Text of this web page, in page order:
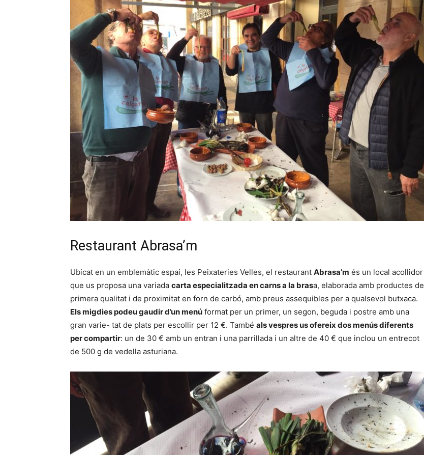
Restaurant Abrasa’m
Ubicat en un emblemàtic espai, les Peixateries Velles, el restaurant Abrasa’m és un local acollidor
que us proposa una variada carta especialitzada en carns a la brasa, elaborada amb productes de
primera qualitat i de proximitat en forn de carbó, amb preus assequibles per a qualsevol butxaca.
Els migdies podeu gaudir d’un menú format per un primer, un segon, beguda i postre amb una
gran varie- tat de plats per escollir per 12 €. També als vespres us ofereix dos menús diferents
per compartir: un de 30 € amb un entran i una parrillada i un altre de 40 € que inclou un entrecot
de 500 g de vedella asturiana.